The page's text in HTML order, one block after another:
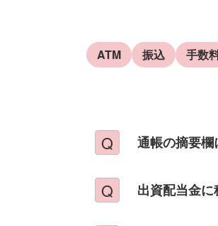
ATM 振込 手数
通帳の摘要欄
出資配当金